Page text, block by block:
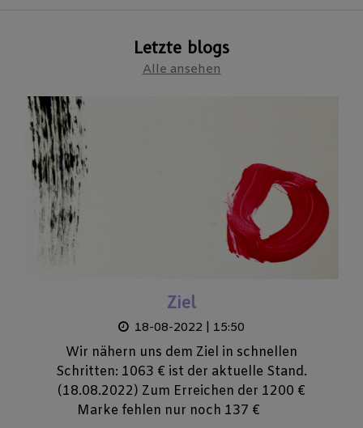
Letzte blogs
Alle ansehen
Ziel
18-08-2022 | 15:50
Wir nähern uns dem Ziel in schnellen
Schritten: 1063 € ist der aktuelle Stand.
(18.08.2022) Zum Erreichen der 1200 €
Marke fehlen nur noch 137 €